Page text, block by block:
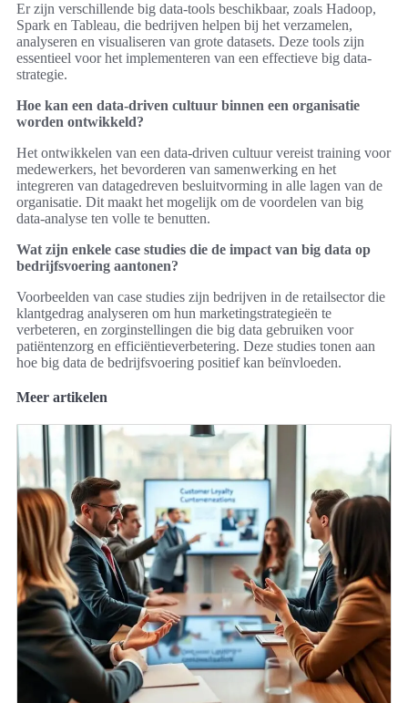
Er zijn verschillende big data-tools beschikbaar, zoals Hadoop,
Spark en Tableau, die bedrijven helpen bij het verzamelen,
analyseren en visualiseren van grote datasets. Deze tools zijn
essentieel voor het implementeren van een effectieve big data-
strategie.
Hoe kan een data-driven cultuur binnen een organisatie
worden ontwikkeld?
Het ontwikkelen van een data-driven cultuur vereist training voor
medewerkers, het bevorderen van samenwerking en het
integreren van datagedreven besluitvorming in alle lagen van de
organisatie. Dit maakt het mogelijk om de voordelen van big
data-analyse ten volle te benutten.
Wat zijn enkele case studies die de impact van big data op
bedrijfsvoering aantonen?
Voorbeelden van case studies zijn bedrijven in de retailsector die
klantgedrag analyseren om hun marketingstrategieën te
verbeteren, en zorginstellingen die big data gebruiken voor
patiëntenzorg en efficiëntieverbetering. Deze studies tonen aan
hoe big data de bedrijfsvoering positief kan beïnvloeden.
Meer artikelen